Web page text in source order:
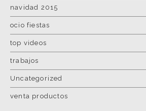
navidad 2015
ocio fiestas
top videos
trabajos
Uncategorized
venta productos